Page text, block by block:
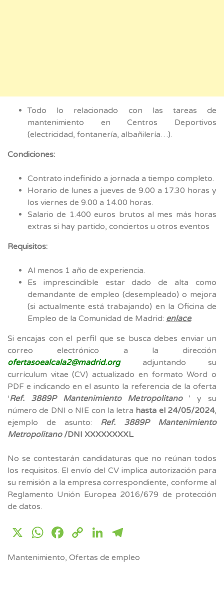
Todo lo relacionado con las tareas de
mantenimiento en Centros Deportivos
(electricidad, fontanería, albañilería…).
Condiciones:
Contrato indefinido a jornada a tiempo completo.
Horario de lunes a jueves de 9.00 a 17.30 horas y
los viernes de 9.00 a 14.00 horas.
Salario de 1.400 euros brutos al mes más horas
extras si hay partido, conciertos u otros eventos
Requisitos:
Al menos 1 año de experiencia.
Es imprescindible estar dado de alta como
demandante de empleo (desempleado) o mejora
(si actualmente está trabajando) en la Oficina de
Empleo de la Comunidad de Madrid: enlace.
Si encajas con el perfil que se busca debes enviar un
correo electrónico a la dirección
ofertasoealcala2@madrid.orgadjuntando su
currículum vitae (CV) actualizado en formato Word o
PDF e indicando en el asunto la referencia de la oferta
‘Ref. 3889P Mantenimiento Metropolitano ’ y su
número de DNI o NIE con la letra hasta el 24/05/2024,
ejemplo de asunto: Ref. 3889P Mantenimiento
Metropolitano /DNI XXXXXXXXL.
No se contestarán candidaturas que no reúnan todos
los requisitos. El envío del CV implica autorización para
su remisión a la empresa correspondiente, conforme al
Reglamento Unión Europea 2016/679 de protección
de datos.
X WhatsApp
Facebook
CopyLinkedIn
Mantenimiento, Ofertas de empleo